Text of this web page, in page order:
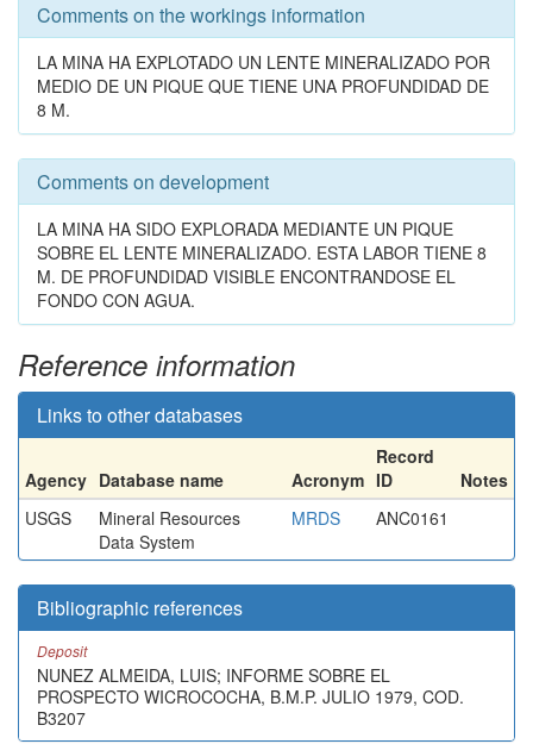
Comments on the workings information
LA MINA HA EXPLOTADO UN LENTE MINERALIZADO POR
MEDIO DE UN PIQUE QUE TIENE UNA PROFUNDIDAD DE
8 M.
Comments on development
LA MINA HA SIDO EXPLORADA MEDIANTE UN PIQUE
SOBRE EL LENTE MINERALIZADO. ESTA LABOR TIENE 8
M. DE PROFUNDIDAD VISIBLE ENCONTRANDOSE EL
FONDO CON AGUA.
Reference information
Links to other databases
Agency Database name Acronym
Record
ID
Notes
USGS
Mineral Resources
Data System
MRDS ANC0161
Bibliographic references
Deposit
NUNEZ ALMEIDA, LUIS; INFORME SOBRE EL
PROSPECTO WICROCOCHA, B.M.P. JULIO 1979, COD.
B3207